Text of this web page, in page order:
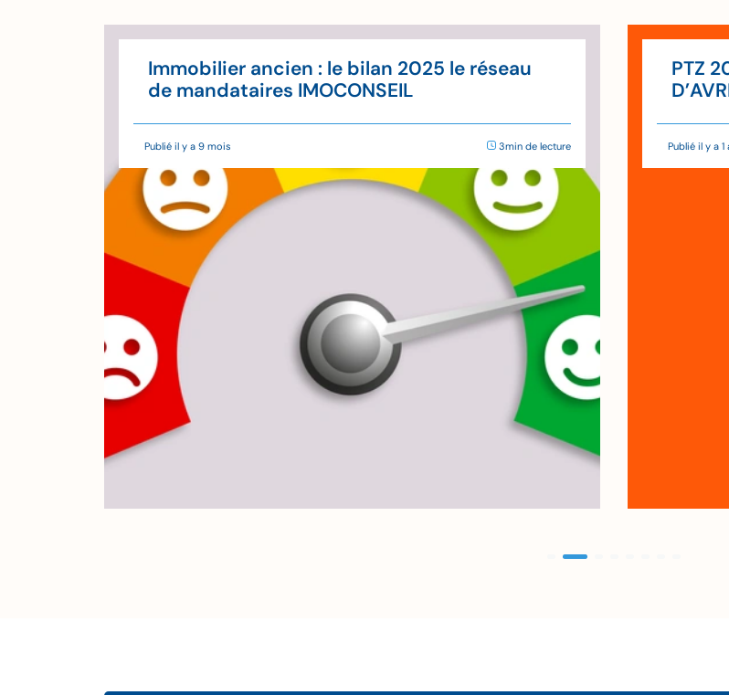
Immobilier ancien : le bilan 2025 le réseau
de mandataires IMOCONSEIL
Publié il y a 9 mois 3min de lecture
PTZ
Publié il y a 1